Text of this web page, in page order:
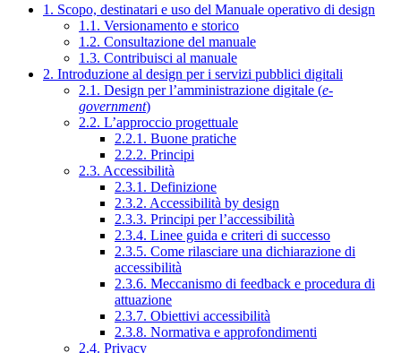
1. Scopo, destinatari e uso del Manuale operativo di design
1.1. Versionamento e storico
1.2. Consultazione del manuale
1.3. Contribuisci al manuale
2. Introduzione al design per i servizi pubblici digitali
2.1. Design per l’amministrazione digitale (e-
government)
2.2. L’approccio progettuale
2.2.1. Buone pratiche
2.2.2. Principi
2.3. Accessibilità
2.3.1. Definizione
2.3.2. Accessibilità by design
2.3.3. Principi per l’accessibilità
2.3.4. Linee guida e criteri di successo
2.3.5. Come rilasciare una dichiarazione di
accessibilità
2.3.6. Meccanismo di feedback e procedura di
attuazione
2.3.7. Obiettivi accessibilità
2.3.8. Normativa e approfondimenti
2.4. Privacy